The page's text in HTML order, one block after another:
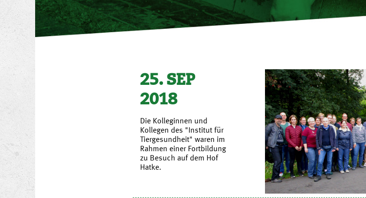
25. SEP
2018
Die Kolleginnen und
Kollegen des "Institut für
Tiergesundheit" waren im
Rahmen einer Fortbildung
zu Besuch auf dem Hof
Hatke.